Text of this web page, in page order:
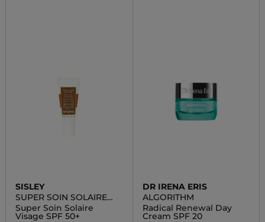
SISLEY
SUPER SOIN SOLAIRE
VISAGE SPF50+
Super Soin Solaire
Visage SPF 50+
DR IRENA ERIS
ALGORITHM
Radical Renewal Day
Cream SPF 20